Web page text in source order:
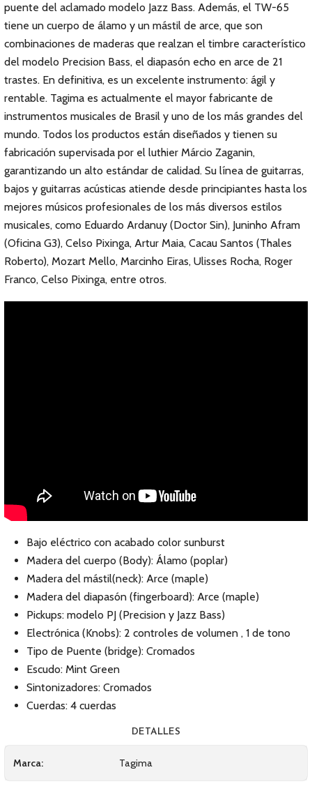
puente del aclamado modelo Jazz Bass. Además, el TW-65
tiene un cuerpo de álamo y un mástil de arce, que son
combinaciones de maderas que realzan el timbre característico
del modelo Precision Bass, el diapasón echo en arce de 21
trastes. En definitiva, es un excelente instrumento: ágil y
rentable. Tagima es actualmente el mayor fabricante de
instrumentos musicales de Brasil y uno de los más grandes del
mundo. Todos los productos están diseñados y tienen su
fabricación supervisada por el luthier Márcio Zaganin,
garantizando un alto estándar de calidad. Su línea de guitarras,
bajos y guitarras acústicas atiende desde principiantes hasta los
mejores músicos profesionales de los más diversos estilos
musicales, como Eduardo Ardanuy (Doctor Sin), Juninho Afram
(Oficina G3), Celso Pixinga, Artur Maia, Cacau Santos (Thales
Roberto), Mozart Mello, Marcinho Eiras, Ulisses Rocha, Roger
Franco, Celso Pixinga, entre otros.
Bajo eléctrico con acabado color sunburst
Madera del cuerpo (Body): Álamo (poplar)
Madera del mástil(neck): Arce (maple)
Madera del diapasón (fingerboard): Arce (maple)
Pickups: modelo PJ (Precision y Jazz Bass)
Electrónica (Knobs): 2 controles de volumen , 1 de tono
Tipo de Puente (bridge): Cromados
Escudo: Mint Green
Sintonizadores: Cromados
Cuerdas: 4 cuerdas
DETALLES
Marca: Tagima